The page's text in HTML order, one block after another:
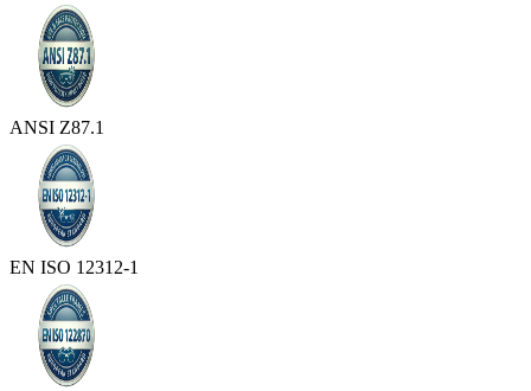
ANSI Z87.1
EN ISO 12312-1